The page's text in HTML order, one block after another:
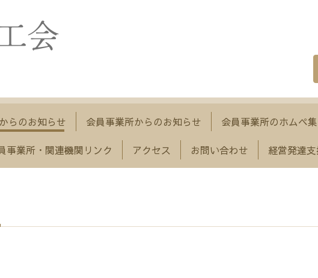
らのお知らせ 会員事業所からのお知らせ 会員事業所のホムペ集
事業所・関連機関リンク アクセス お問い合わせ 経営発達